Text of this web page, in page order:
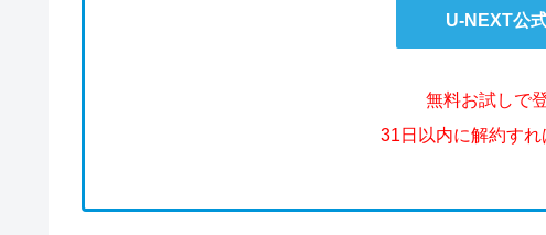
U-NEXT公
無料お試しで
31日以内に解約すれ